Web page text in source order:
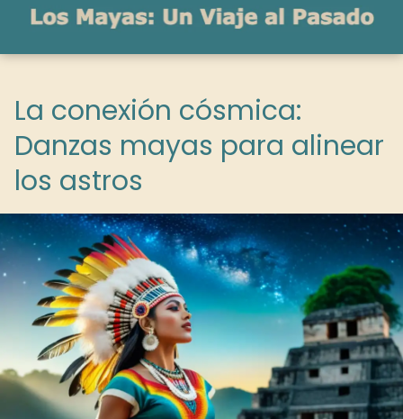
La conexión cósmica:
Danzas mayas para alinear
los astros